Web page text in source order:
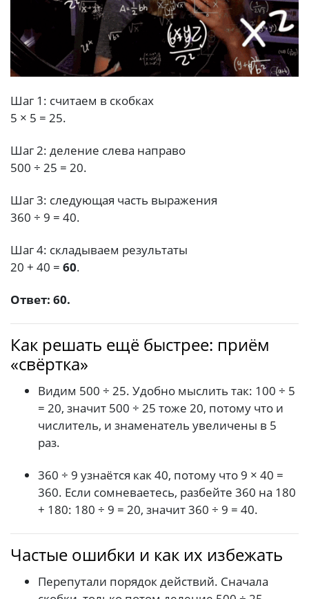
Шаг 1: считаем в скобках
5 × 5 = 25.
Шаг 2: деление слева направо
500 ÷ 25 = 20.
Шаг 3: следующая часть выражения
360 ÷ 9 = 40.
Шаг 4: складываем результаты
20 + 40 = 60.
Ответ: 60.
Как решать ещё быстрее: приём
«свёртка»
Видим 500 ÷ 25. Удобно мыслить так: 100 ÷ 5
= 20, значит 500 ÷ 25 тоже 20, потому что и
числитель, и знаменатель увеличены в 5
раз.
360 ÷ 9 узнаётся как 40, потому что 9 × 40 =
360. Если сомневаетесь, разбейте 360 на 180
+ 180: 180 ÷ 9 = 20, значит 360 ÷ 9 = 40.
Частые ошибки и как их избежать
Перепутали порядок действий. Сначала